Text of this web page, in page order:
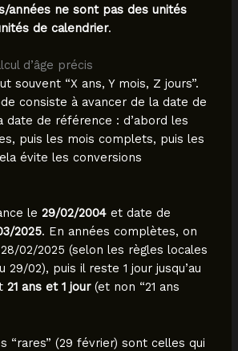
années ne sont pas des unités
de calendrier.
d’âge précis
souvent “X ans, Y mois, Z jours”.
consiste à avancer de la date de
date de référence : d’abord les
puis les mois complets, puis les
évite les conversions
le 29/02/2004et date de
2025. En années complètes, on
02/2025 (selon les règles locales
29/02), puis il reste 1 jour jusqu’au
21 ans et 1 jour(et non “21 ans
“rares” (29 février) sont celles qui